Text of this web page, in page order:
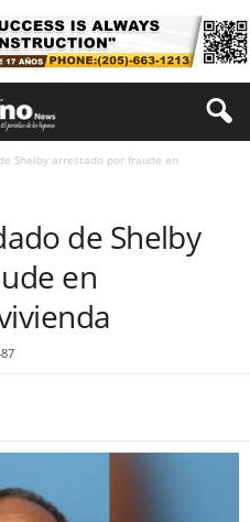
Shelby arrestado por fraude en
de Shelby
en